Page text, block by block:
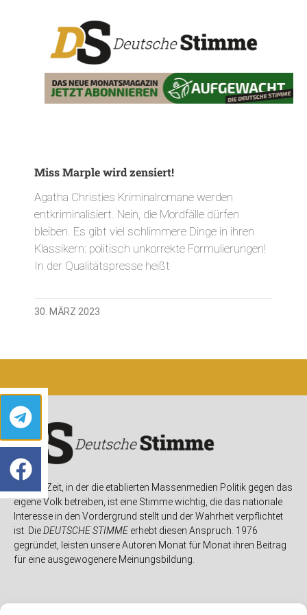
Miss Marple wird zensiert!
Agatha Christies Kriminalromane werden
entkriminalisiert. Nein, die Mordfälle dürfen
bleiben. Es gibt viel schlimmere Dinge in ihren
Klassikern: politisch unkorrekte Formulierungen!
In der Qualitätspresse heißt
30. MÄRZ 2023
In einer Zeit, in der die etablierten Massenmedien Politik gegen das
eigene Volk betreiben, ist eine Stimme wichtig, die das nationale
Interesse in den Vordergrund stellt und der Wahrheit verpflichtet
ist. DieDEUTSCHE STIMMEerhebt diesen Anspruch. 1976
gegründet, leisten unsere Autoren Monat für Monat ihren Beitrag
für eine ausgewogenere Meinungsbildung.